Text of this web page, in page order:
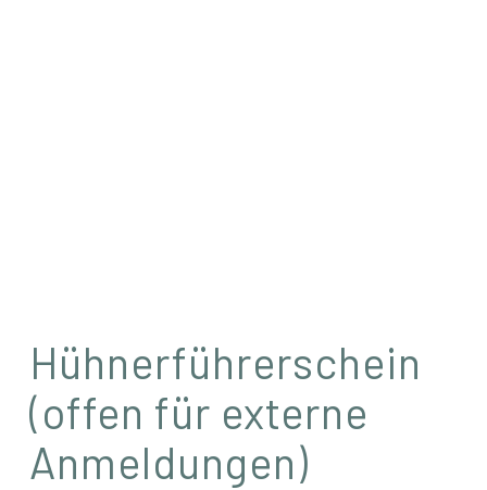
Hühnerführerschein
(offen für externe
Anmeldungen)